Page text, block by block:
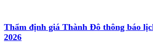
Thẩm định giá Thành Đô thông báo
2026